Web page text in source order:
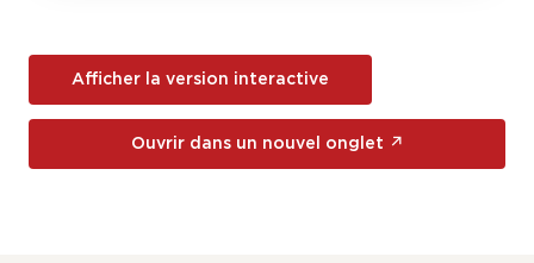
Afficher la version interactive
Ouvrir dans un nouvel onglet ↗